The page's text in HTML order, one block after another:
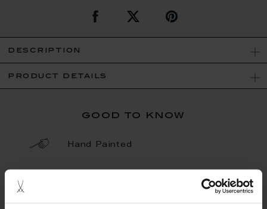
description
product details
good to know
Hand Painted